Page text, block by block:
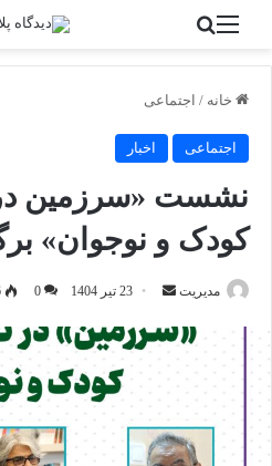
منو
خانه / اجتماعی
اجتماعی اخبار
نشست «سرزمین در
کودک و نوجوان»
مدیریت
ارسال
ایمیل
23 تیر 1404 0